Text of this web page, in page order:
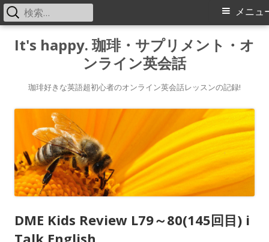
It's happy. 珈琲・サプリメント・オ
ンライン英会話
珈琲好きな英語超初心者のオンライン英会話レッスンの記録!
メ
メニュ
検
索:
DME Kids Review L79～80(145回目) i
Talk English